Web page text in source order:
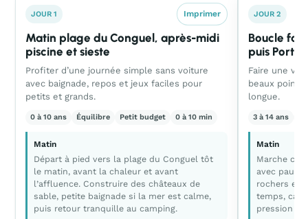
JOUR 1 Imprimer
Matin plage du Conguel, après-midi
piscine et sieste
Profiter d’une journée simple sans voiture
avec baignade, repos et jeux faciles pour
petits et grands.
0 à 10 ans Équilibre Petit budget 0 à 10 min
Matin
Départ à pied vers la plage du Conguel tôt
le matin, avant la chaleur et avant
l’affluence. Construire des châteaux de
sable, petite baignade si la mer est calme,
puis retour tranquille au camping.
JOUR 2
Boucle
puis Port
Faire une
beaux points
longue.
3 à 14 ans
Matin
Marche
avec
rochers et
temps, car
pression